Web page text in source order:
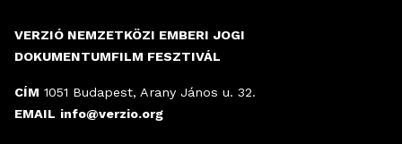
VERZIÓ NEMZETKÖZI EMBERI JOGI
DOKUMENTUMFILM FESZTIVÁL
CÍM 1051 Budapest, Arany János u. 32.
EMAIL info@verzio.org